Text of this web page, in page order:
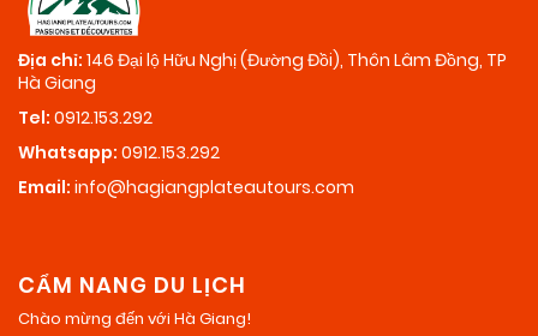
Địa chỉ: 146 Đại lộ Hữu Nghị (Đường Đồi), Thôn Lâm Đồng, TP
Hà Giang
Tel: 0912.153.292
Whatsapp: 0912.153.292
Email: info@hagiangplateautours.com
CẨM NANG DU LỊCH
Chào mừng đến với Hà Giang!